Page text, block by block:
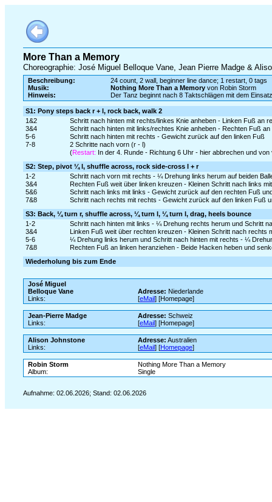
More Than a Memory
Choreographie: José Miguel Belloque Vane, Jean Pierre Madge &
Beschreibung:
24 count, 2 wall, beginner line dance; 1 restart, 0 tags
Musik:
Nothing More Than a Memoryvon Robin Storm
Hinweis:
Der Tanz beginnt nach 8 Taktschlägen mit dem
S1: Pony steps back r + l, rock back, walk 2
1&2
Schritt nach hinten mit rechts/linkes Knie anheben - Linken Fuß an
3&4
Schritt nach hinten mit links/rechtes Knie anheben - Rechten Fuß
5-6
Schritt nach hinten mit rechts - Gewicht zurück auf den linken Fuß
7-8
2 Schritte nach vorn (r - l)
(Restart: In der 4. Runde - Richtung 6 Uhr - hier abbrechen und von
S2: Step, pivot ¼ l, shuffle across, rock side-cross l + r
1-2
Schritt nach vorn mit rechts - ¼ Drehung links herum auf beiden
3&4
Rechten Fuß weit über linken kreuzen - Kleinen Schritt nach links
5&6
Schritt nach links mit links - Gewicht zurück auf den rechten Fuß
7&8
Schritt nach rechts mit rechts - Gewicht zurück auf den linken Fuß
S3: Back, ¼ turn r, shuffle across, ¼ turn l, ¼ turn l, drag, heels bounce
1-2
Schritt nach hinten mit links - ¼ Drehung rechts herum und Schritt
3&4
Linken Fuß weit über rechten kreuzen - Kleinen Schritt nach
5-6
¼ Drehung links herum und Schritt nach hinten mit rechts - ¼
7&8
Rechten Fuß an linken heranziehen - Beide Hacken heben und
Wiederholung bis zum Ende
José Miguel
Belloque Vane
Adresse: Niederlande
Links:
[eMail] [Homepage]
Jean-Pierre Madge Adresse: Schweiz
Links:
[eMail] [Homepage]
Alison Johnstone Adresse: Australien
Links:
[eMail] [Homepage]
Robin Storm
Nothing More Than a Memory
Album:
Single
Aufnahme: 02.06.2026; Stand: 02.06.2026